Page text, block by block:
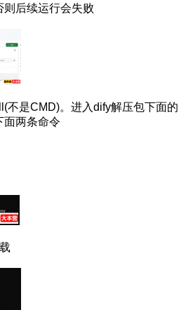
则后续运行会失败
不是CMD)。进入dify解压包下面的
面两条命令